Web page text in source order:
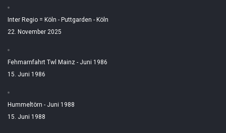
Inter Regio = Köln - Puttgarden - Köln
22. November 2025
Fehmarnfahrt Twl Mainz - Juni 1986
15. Juni 1986
Hummeltörn - Juni 1988
15. Juni 1988